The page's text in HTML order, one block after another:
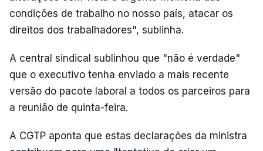
condições de trabalho no nosso país, atacar os
direitos dos trabalhadores", sublinha.
A central sindical sublinhou que "não é verdade"
que o executivo tenha enviado a mais recente
versão do pacote laboral a todos os parceiros para
a reunião de quinta-feira.
A CGTP aponta que estas declarações da ministra